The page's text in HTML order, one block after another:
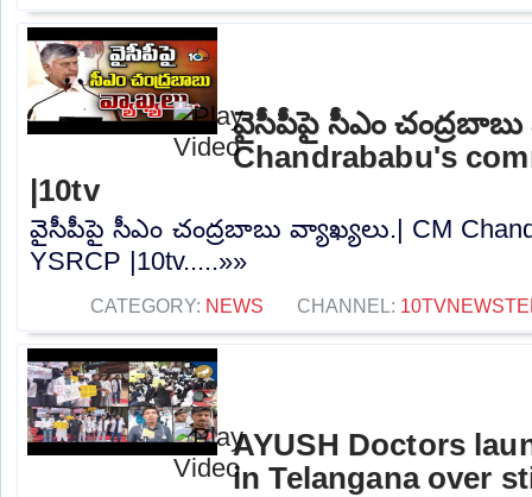
వైసీపీపై సీఎం చంద్రబాబు
Chandrababu's
|10tv
వైసీపీపై సీఎం చంద్రబాబు వ్యాఖ్యలు.| CM
YSRCP |10tv.....»»
CATEGORY: NEWS CHANNEL:
AYUSH Doctors
in Telangana over